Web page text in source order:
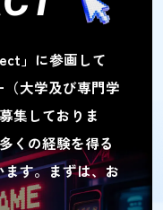
」に参画して
大学及び専門学
集しておりま
くの経験を得る
ます。まずは、お